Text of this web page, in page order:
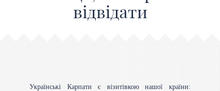
відвідати
Українські Карпати є візитівкою нашої країни: